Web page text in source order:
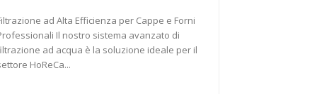
ad Alta Efficienza per Cappe e Forni
Il nostro sistema avanzato di
ad acqua è la soluzione ideale per il
HoReCa...